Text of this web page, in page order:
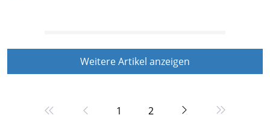
Weitere Artikel anzeigen
1 2